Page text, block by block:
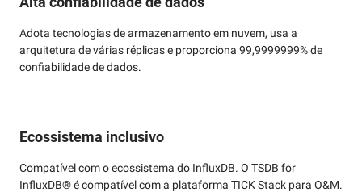
Adota tecnologias de armazenamento em nuvem, usa a
arquitetura de várias réplicas e proporciona 99,9999999% de
confiabilidade de dados.
Ecossistema inclusivo
Compatível com o ecossistema do InfluxDB. O TSDB for
InfluxDB® é compatível com a plataforma TICK Stack para O&M.